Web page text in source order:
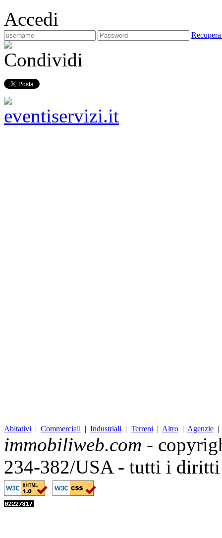
Accedi
Condividi
Abitativi | Commerciali | Industriali | Terreni | Altro | Agenzie
immobiliweb.com -
234-382/USA - tutti i